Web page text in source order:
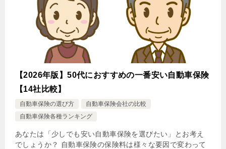
【2026年版】50代におすすめの一番安い自動車保険
【14社比較】
自動車保険の選び方
自動車保険会社の比較
自動車保険各種ランキング
あなたは「少しでも安い自動車保険を選びたい」とお考え
でしょうか？ 自動車保険の保険料は様々な要因で変わって